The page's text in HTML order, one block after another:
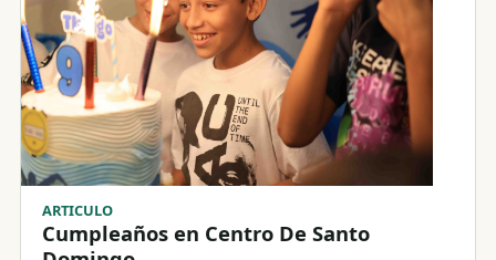
ARTICULO
Cumpleaños en Centro De Santo